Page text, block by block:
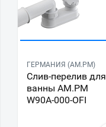
ГЕРМАНИЯ (AM.PM)
Слив-перелив для
ванны AM.PM
W90A-000-OFI